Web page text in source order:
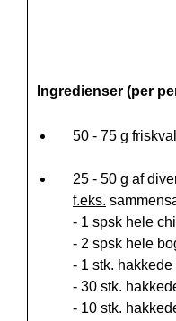
Ingredienser (per
50 - 75 g
25 - 50 g af
f.eks.
- 1 spsk hele
- 2 spsk hele
- 1 stk.
- 30 stk.
- 10 stk.